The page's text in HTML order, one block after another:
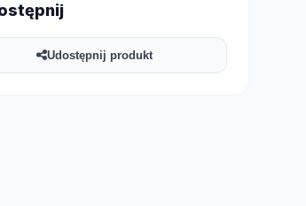
Udostępnij produkt